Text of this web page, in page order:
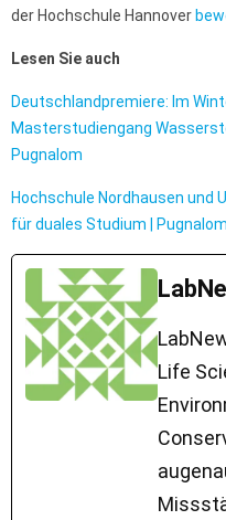
der Hochschule Hannover
Lesen Sie auch
Deutschlandpremiere: Im
Masterstudiengang
Pugnalom
Hochschule Nordhausen und
für duales Studium | Pugnalom
Life